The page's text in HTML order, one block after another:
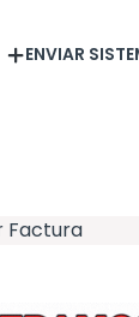
ENVIAR
Factura